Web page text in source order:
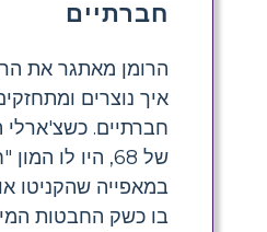
חברתיים
הרומן מאתגר את
איך נוצרים
חברתיים.
של 68, היו לו
במאפייה שהקניטו
בו כשק החבטות